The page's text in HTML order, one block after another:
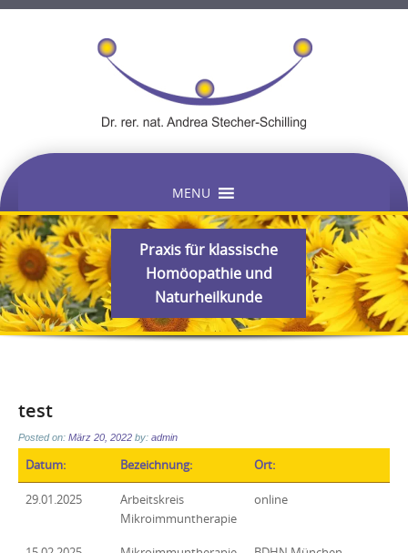
content
MENU
Praxis für klassische
Homöopathie und
Naturheilkunde
test
Posted on: März 20, 2022 by: admin
Datum: Bezeichnung: Ort:
29.01.2025
Arbeitskreis
Mikroimmuntherapie
online